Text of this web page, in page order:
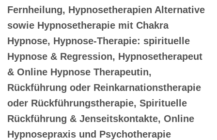
Fernheilung, Hypnosetherapien Alternative
sowie Hypnosetherapie mit Chakra
Hypnose, Hypnose-Therapie: spirituelle
Hypnose & Regression, Hypnosetherapeut
& Online Hypnose Therapeutin,
Rückführung oder Reinkarnationstherapie
oder Rückführungstherapie, Spirituelle
Rückführung & Jenseitskontakte, Online
Hypnosepraxis und Psychotherapie